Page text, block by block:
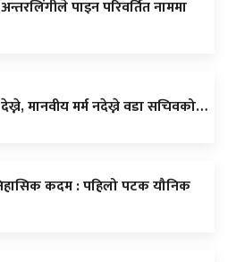
पाइन परिवर्तित नाममा
मानवीय मर्म नदेख्ने वडा सचिवको…
कदम : पहिलो पटक यौनिक